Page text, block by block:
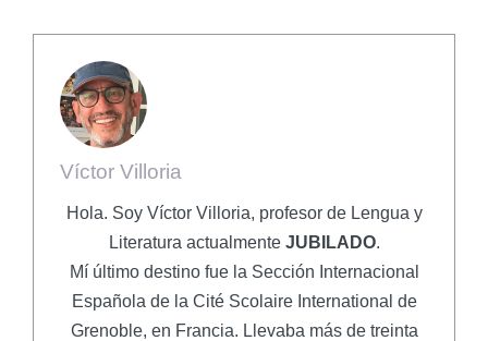
Víctor Villoria
Hola. Soy Víctor Villoria, profesor de Lengua y
Literatura actualmente JUBILADO.
Mí último destino fue la Sección Internacional
Española de la Cité Scolaire International de
Grenoble, en Francia. Llevaba más de treinta